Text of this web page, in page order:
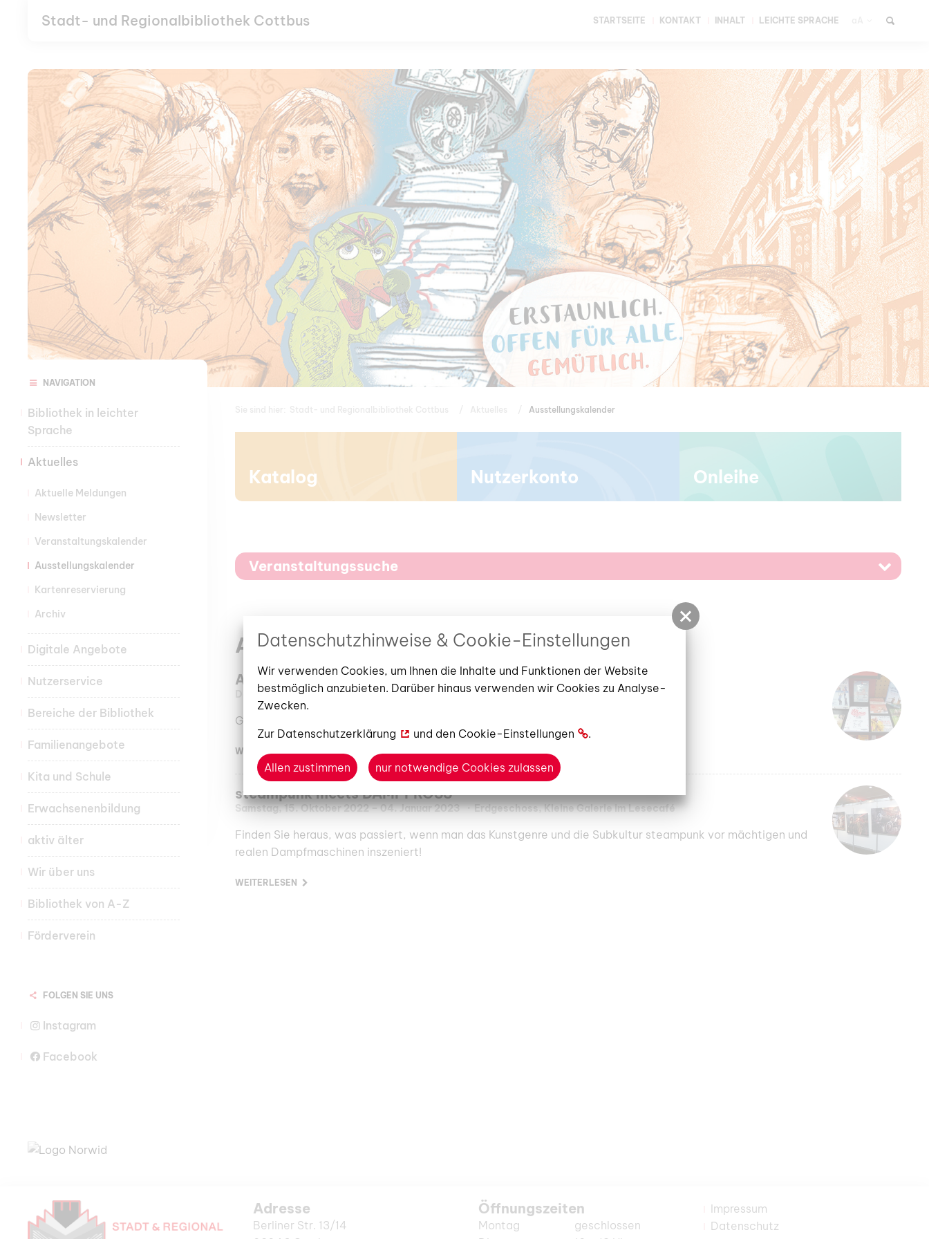
Stadt- und Regionalbibliothek Cottbus STARTSEITE KONTAKT INHALT LEICHTE SPRACHE
NAVIGATION
Bibliothek in leichter
Sprache
Aktuelles
Aktuelle Meldungen
Newsletter
Veranstaltungskalender
Ausstellungskalender
Kartenreservierung
Archiv
Digitale Angebote
Nutzerservice
Bereiche der Bibliothek
Familienangebote
Kita und Schule
Erwachsenenbildung
aktiv älter
Wir über uns
Bibliothek von A-Z
Förderverein
FOLGEN SIE UNS
Instagram
Facebook
Ausstellungskalender
Katalog Nutzerkonto Onleihe
Veranstaltungssuche
Ausstellungskalender
AKTIV ÄLTER - eine neue Bestandsgruppe stellt sich vor
Donnerstag, 02. Juni 2022–29. Oktober 2022 2. Obergeschoss, Ausstellungswand
Gute Ideen für Ihr Wohlbefinden
WEITERLESEN
steampunk meets DAMPFROSS
Samstag, 15. Oktober 2022–04. Januar 2023 Erdgeschoss, Kleine Galerie im Lesecafé
Finden Sie heraus, was passiert, wenn man das Kunstgenre und die Subkultur steampunk vor mächtigen und
realen Dampfmaschinen inszeniert!
WEITERLESEN
Adresse
Berliner Str. 13/14
Öffnungszeiten
Montag
geschlossen
Impressum
Datenschutz
Datenschutzhinweise & Cookie-Einstellungen
Wir verwenden Cookies, um Ihnen die Inhalte und Funktionen der Website
bestmöglich anzubieten. Darüber hinaus verwenden wir Cookies zu Analyse-
Zwecken.
Zur Datenschutzerklärung und den Cookie-Einstellungen .
Allen zustimmen nur notwendige Cookies zulassen